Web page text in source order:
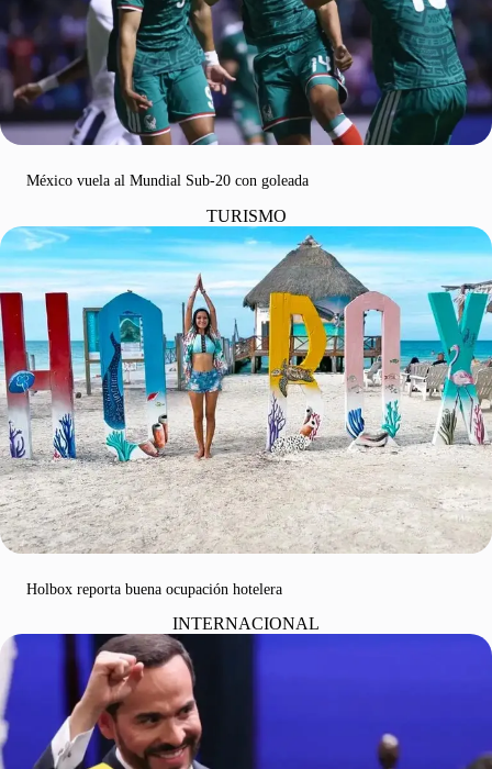
México vuela al Mundial Sub-20 con goleada
TURISMO
Holbox reporta buena ocupación hotelera
INTERNACIONAL